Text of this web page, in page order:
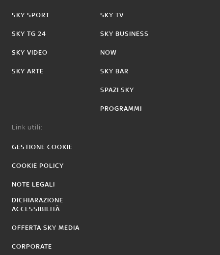
SKY SPORT
SKY TG 24
SKY VIDEO
SKY ARTE
SKY TV
SKY BUSINESS
NOW
SKY BAR
SPAZI SKY
PROGRAMMI
Link utili:
GESTIONE COOKIE
COOKIE POLICY
NOTE LEGALI
DICHIARAZIONE
ACCESSIBILITÀ
OFFERTA SKY MEDIA
CORPORATE